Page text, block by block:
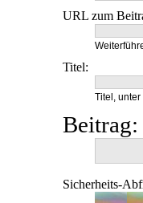
URL zum
Titel:
Titel,
Beitrag:
Sicherheits-